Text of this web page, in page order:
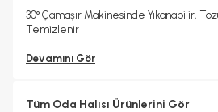
30° Çamaşır Makinesinde Yıkanabilir,
Temizlenir
Devamını Gör
Tüm Oda Halısı Ürünlerini Gör